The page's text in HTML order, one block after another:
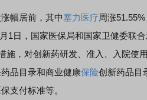
幅居前，其中塞力医疗周涨51.55%
1日，国家医保局和国家卫健委联
施，对创新药研发、准入、入院使
品目录和商业健康保险创新药品目
支付标准等。